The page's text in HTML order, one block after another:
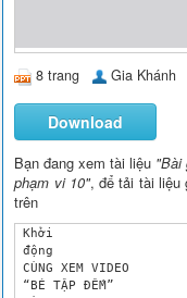
8 trang Gia Khánh
Download
Bạn đang xem tài liệu "Bài
phạm vi 10", để tải tài liệu
trên
Khởi
động
CÙNG XEM VIDEO
“BÉ TẬP ĐẾM”